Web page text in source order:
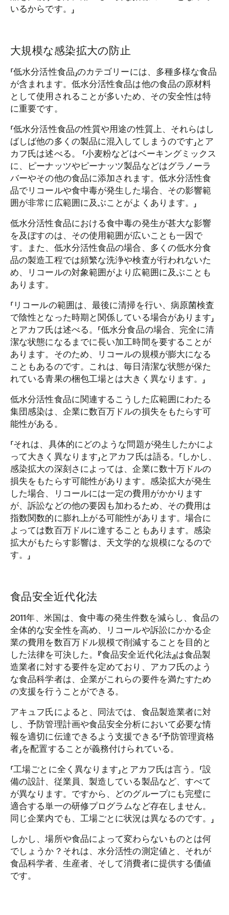
いるからです。」
大規模な感染拡大の防止
「低水分活性食品」のカテゴリーには、多種多様な食品
が含まれます。低水分活性食品は他の食品の原材料
として使用されることが多いため、その安全性は特
に重要です。
「低水分活性食品の性質や用途の性質上、それらはし
ばしば他の多くの製品に混入してしまうのです」とア
カフ氏は述べる。 「小麦粉などはベーキングミックス
に、ピーナッツやピーナッツ製品などはグラノーラ
バーやその他の食品に添加されます。低水分活性食
品でリコールや食中毒が発生した場合、その影響範
囲が非常に広範囲に及ぶことがよくあります。」
低水分活性食品における食中毒の発生が甚大な影響
を及ぼすのは、その使用範囲が広いことも一因で
す。また、低水分活性食品の場合、多くの低水分食
品の製造工程では頻繁な洗浄や検査が行われないた
め、リコールの対象範囲がより広範囲に及ぶことも
あります。
「リコールの範囲は、最後に清掃を行い、病原菌検査
で陰性となった時期と関係している場合があります」
とアカフ氏は述べる。「低水分食品の場合、完全に清
潔な状態になるまでに長い加工時間を要することが
あります。そのため、リコールの規模が膨大になる
こともあるのです。これは、毎日清潔な状態が保た
れている青果の梱包工場とは大きく異なります。」
低水分活性食品に関連するこうした広範囲にわたる
集団感染は、企業に数百万ドルの損失をもたらす可
能性がある。
「それは、具体的にどのような問題が発生したかによ
って大きく異なります」とアカフ氏は語る。「しかし、
感染拡大の深刻さによっては、企業に数十万ドルの
損失をもたらす可能性があります。感染拡大が発生
した場合、リコールには一定の費用がかかります
が、訴訟などの他の要因も加わるため、その費用は
指数関数的に膨れ上がる可能性があります。場合に
よっては数百万ドルに達することもあります。感染
拡大がもたらす影響は、天文学的な規模になるので
す。」
食品安全近代化法
2011年、米国は、食中毒の発生件数を減らし、食品の
全体的な安全性を高め、リコールや訴訟にかかる企
業の費用を数百万ドル規模で削減することを目的と
した法律を可決した。『食品安全近代化法』は食品製
造業者に対する要件を定めており、アカフ氏のよう
な食品科学者は、企業がこれらの要件を満たすため
の支援を行うことができる。
アキュフ氏によると、同法では、食品製造業者に対
し、予防管理計画や食品安全分析において必要な情
報を適切に伝達できるよう支援できる「予防管理資格
者」を配置することが義務付けられている。
「工場ごとに全く異なります」とアカフ氏は言う。「設
備の設計、従業員、製造している製品など、すべて
が異なります。ですから、どのグループにも完璧に
適合する単一の研修プログラムなど存在しません。
同じ企業内でも、工場ごとに状況は異なるのです。」
しかし、場所や食品によって変わらないものとは何
でしょうか？それは、水分活性の測定値と、それが
食品科学者、生産者、そして消費者に提供する価値
です。